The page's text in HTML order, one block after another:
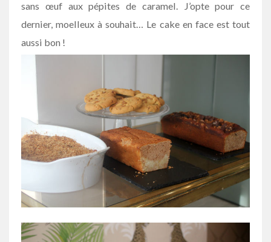
sans œuf aux pépites de caramel. J’opte pour ce
dernier, moelleux à souhait… Le cake en face est tout
aussi bon !